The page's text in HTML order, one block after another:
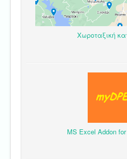
Χωροταξική
MS Excel Addon